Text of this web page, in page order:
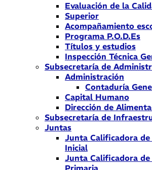
Evaluación de la
Superior
Acompañamiento
Programa P.O.D.Es
Títulos y estudios
Inspección Técnica
Subsecretaría de
Administración
Contaduría
Capital Humano
Dirección de
Subsecretaría de
Juntas
Junta Calificadora
Inicial
Junta Calificadora
Primaria